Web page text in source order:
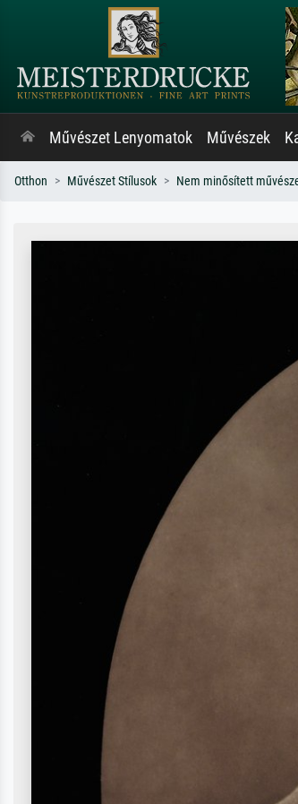
Művészet Lenyomatok Művészek
Otthon Művészet Stílusok Nem minősített